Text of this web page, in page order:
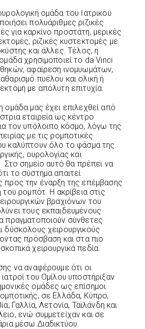
ομάδα του Ιατρικού
πολυάριθμες ριζικές
για καρκίνο προστάτη, μερικές
ριζικές κυστεκτομές με
και άλλες. Τέλος, η
χρησιμοποιεί το da Vinci
αφαίρεση ινομυωμάτων,
πυέλου και ολική ή
με απόλυτη επιτυχία.
ομάδα μας έχει επιλεχθεί από
εταιρεία ως κέντρο
τον υπόλοιπο κόσμο, λόγω της
με τις ρομποτικές
καλύπτουν όλο το φάσμα της
ουρολογίας και
Στο σημείο αυτό θα πρέπει να
το σύστημα απαιτεί
προς την έναρξη της επέμβασης
του ρομπότ. Η ακρίβεια στις
βραχιόνων του
τους εκπαιδευμένους
πραγματοποιούν σύνθετες
δύσκολους χειρουργικούς
πρόσβαση και στα πιο
χειρουργικά πεδία.
να αναφέρουμε ότι οι
του Ομίλου υποστήριξαν
ομάδες ως επίσημοι
σε Ελλάδα, Κύπρο,
Γαλλία, Λετονία, Ταϊλάνδη και
ενώ συμμετείχαν και σε
μέσω Διαδικτύου.